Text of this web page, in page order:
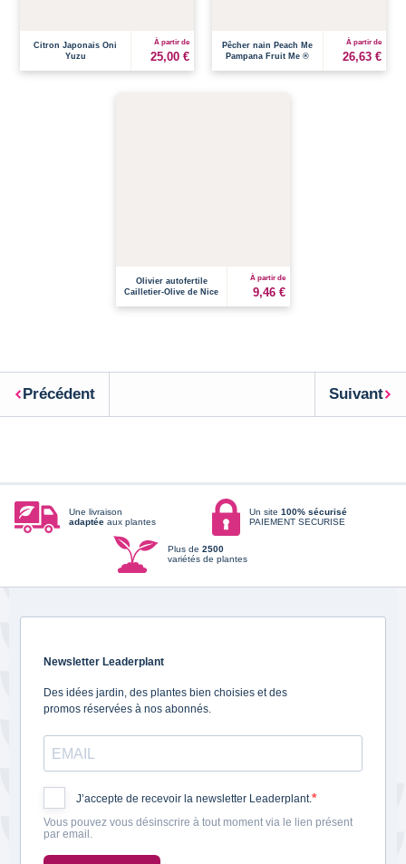
Citron Japonais Oni
Yuzu
À partir de
25,00 €
Pêcher nain Peach Me
Pampana Fruit Me ®
À partir de
26,63 €
Olivier autofertile
Cailletier-Olive de Nice
À partir de
9,46 €
Précédent Suivant
Une livraison
adaptée aux plantes
Un site 100% sécurisé
PAIEMENT SECURISE
Plus de 2500
variétés de plantes
Newsletter Leaderplant
Des idées jardin, des plantes bien choisies et des
promos réservées à nos abonnés.
J’accepte de recevoir la newsletter Leaderplant.
Vous pouvez vous désinscrire à tout moment via le lien présent
par email.